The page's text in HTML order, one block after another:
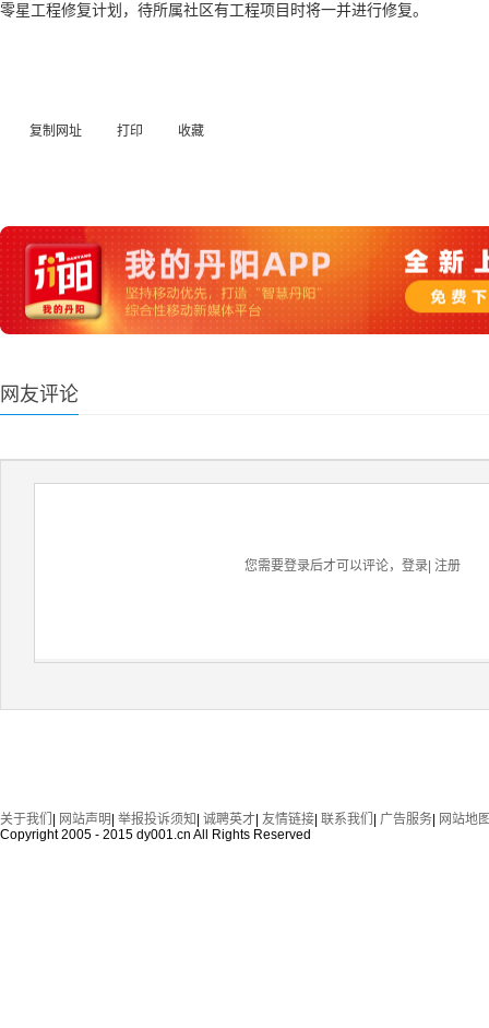
零星工程修复计划，待所属社区有工程项目时将一并进行修复。
复制网址 打印 收藏
网友评论
您需要登录后才可以评论， 登录 注册
关于我们 网站声明 举报投诉须知 诚聘英才 友情链接 联系我们 广告服务 网站地
Copyright 2005 - 2015 dy001.cn All Rights Reserved